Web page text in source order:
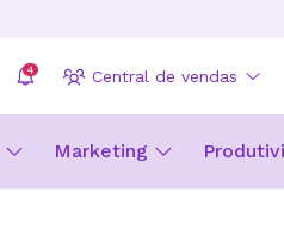
4 Central de vendas
Marketing